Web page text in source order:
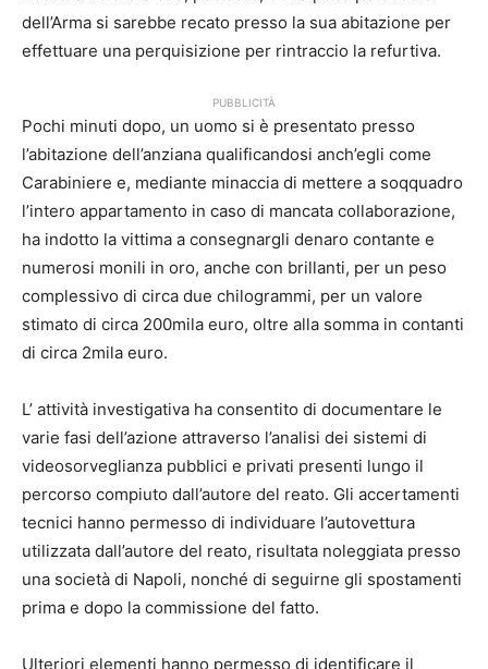
dell’Arma si sarebbe recato presso la sua abitazione per
effettuare una perquisizione per rintraccio la refurtiva.
PUBBLICITÀ
Pochi minuti dopo, un uomo si è presentato presso
l’abitazione dell’anziana qualificandosi anch’egli come
Carabiniere e, mediante minaccia di mettere a soqquadro
l’intero appartamento in caso di mancata collaborazione,
ha indotto la vittima a consegnargli denaro contante e
numerosi monili in oro, anche con brillanti, per un peso
complessivo di circa due chilogrammi, per un valore
stimato di circa 200mila euro, oltre alla somma in contanti
di circa 2mila euro.
L’ attività investigativa ha consentito di documentare le
varie fasi dell’azione attraverso l’analisi dei sistemi di
videosorveglianza pubblici e privati presenti lungo il
percorso compiuto dall’autore del reato. Gli accertamenti
tecnici hanno permesso di individuare l’autovettura
utilizzata dall’autore del reato, risultata noleggiata presso
una società di Napoli, nonché di seguirne gli spostamenti
prima e dopo la commissione del fatto.
Ulteriori elementi hanno permesso di identificare il